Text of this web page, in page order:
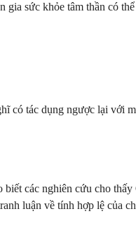
gia sức khỏe tâm thần có
có tác dụng ngược lại với
các nghiên cứu cho
luận về tính hợp lệ của